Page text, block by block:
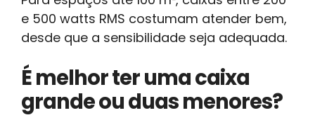
e 500 watts RMS costumam atender bem,
desde que a sensibilidade seja adequada.
É melhor ter uma caixa
grande ou duas menores?